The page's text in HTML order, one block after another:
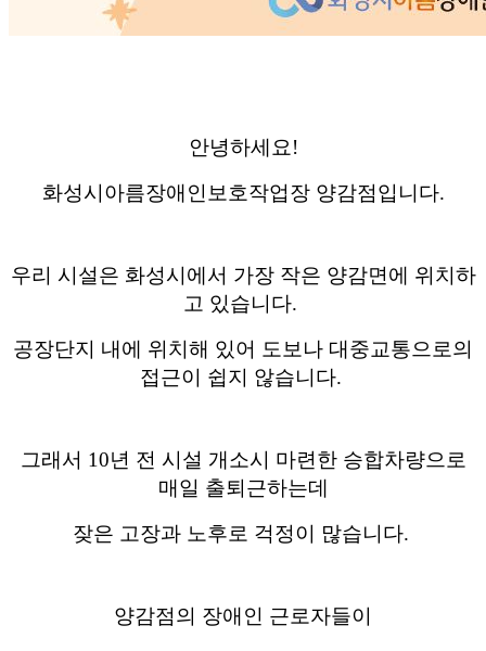
안녕하세요!
화성시아름장애인보호작업장 양감점입니다.
우리 시설은 화성시에서 가장 작은 양감면에 위치하
고 있습니다.
공장단지 내에 위치해 있어 도보나 대중교통으로의
접근이 쉽지 않습니다.
그래서 10년 전 시설 개소시 마련한 승합차량으로
매일 출퇴근하는데
잦은 고장과 노후로 걱정이 많습니다.
양감점의 장애인 근로자들이